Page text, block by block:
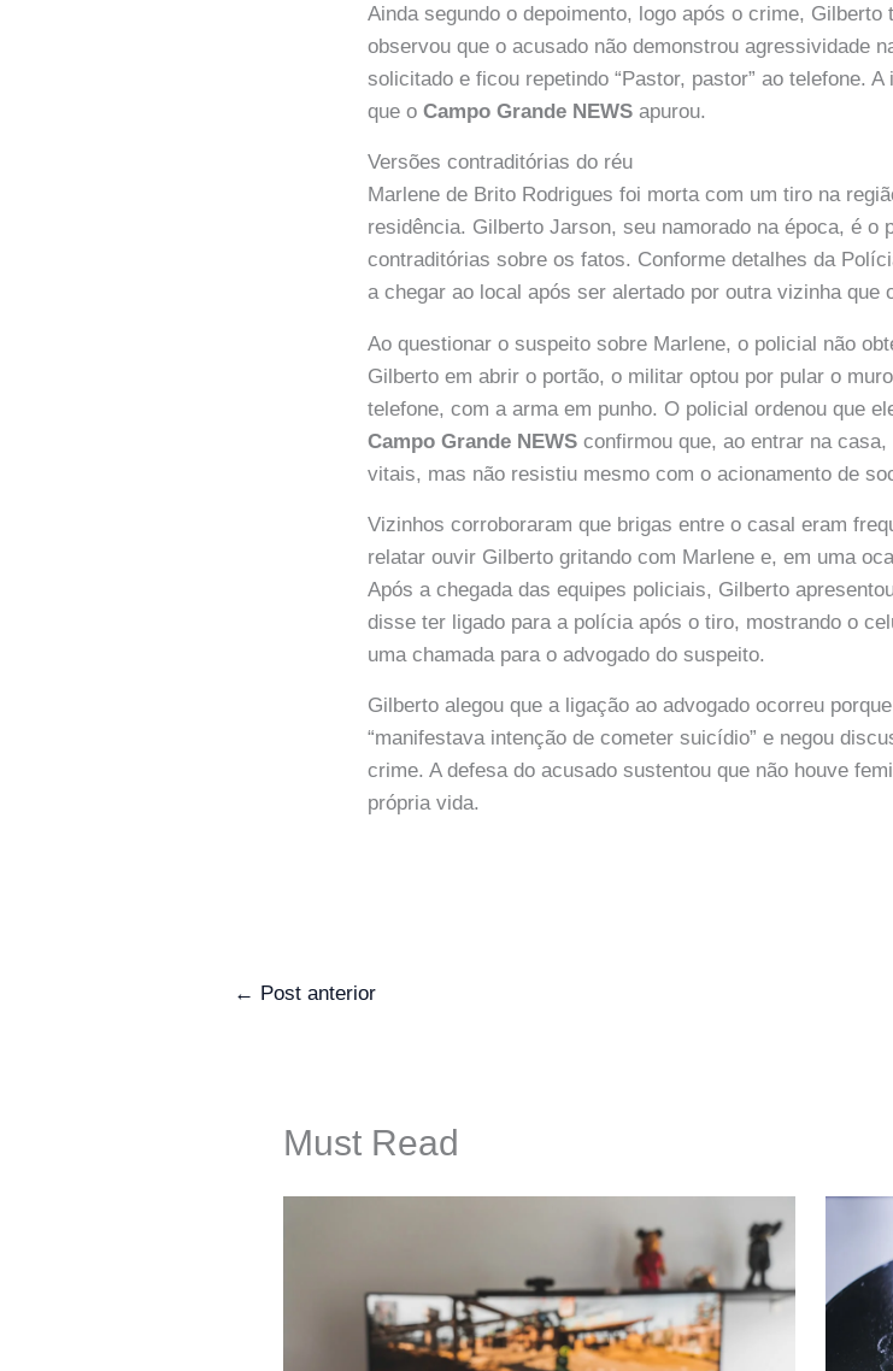
Ainda segundo o depoimento, logo após o crime,
observou que o acusado não demonstrou agressividade
solicitado e ficou repetindo “Pastor, pastor” ao telefone.
que oCampo Grande NEWS apurou.
Versões contraditórias do réu
Marlene de Brito Rodrigues foi morta com um tiro na
residência. Gilberto Jarson, seu namorado na época, é o
contraditórias sobre os fatos. Conforme detalhes da
a chegar ao local após ser alertado por outra vizinha que
Ao questionar o suspeito sobre Marlene, o policial não
Gilberto em abrir o portão, o militar optou por pular o
telefone, com a arma em punho. O policial ordenou que
Campo Grande NEWS confirmou que, ao entrar na
vitais, mas não resistiu mesmo com o acionamento de
Vizinhos corroboraram que brigas entre o casal eram
relatar ouvir Gilberto gritando com Marlene e, em uma
Após a chegada das equipes policiais, Gilberto
disse ter ligado para a polícia após o tiro, mostrando o
uma chamada para o advogado do suspeito.
Gilberto alegou que a ligação ao advogado ocorreu
“manifestava intenção de cometer suicídio” e negou
crime. A defesa do acusado sustentou que não houve
própria vida.
← Post anterior
Must Read